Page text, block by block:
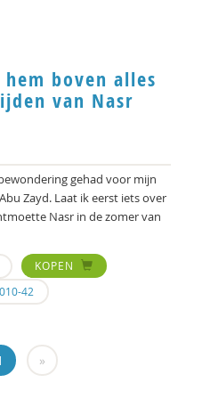
boven alles
van Nasr
gehad voor mijn
Zayd. Laat ik eerst iets over
Nasr in de zomer van
KOPEN
42
»